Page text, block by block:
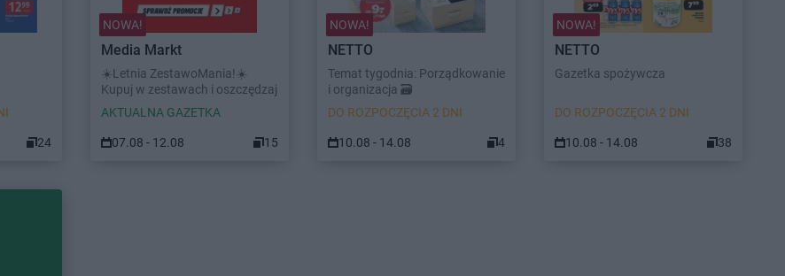
24
NOWA!
Media Markt
☀️Letnia ZestawoMania!☀️
Kupuj w zestawach i oszczędzaj
AKTUALNA GAZETKA
07.08 - 12.08 15
NOWA!
NETTO
Temat tygodnia: Porządkowanie
i organizacja 🗃️
DO ROZPOCZĘCIA 2 DNI
10.08 - 14.08 4
NOWA!
NETTO
Gazetka spożywcza
DO ROZPOCZĘCIA 2 DNI
10.08 - 14.08 38